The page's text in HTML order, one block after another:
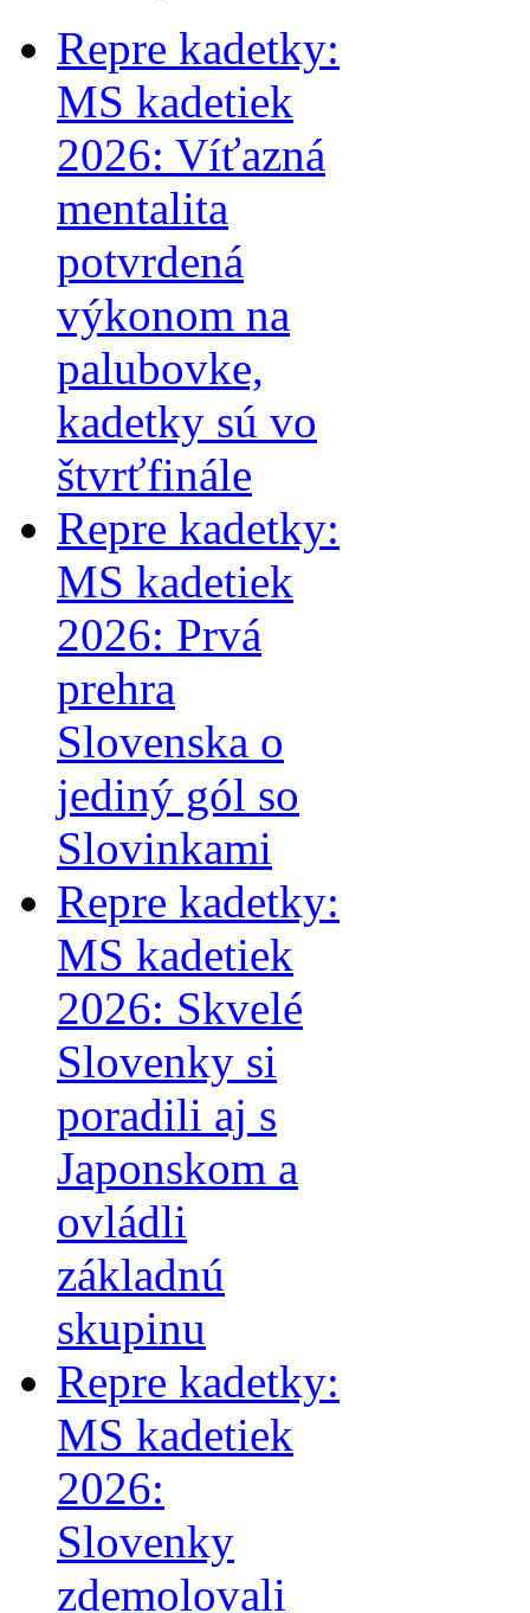
Repre kadetky:
MS kadetiek
2026: Víťazná
mentalita
potvrdená
výkonom na
palubovke,
kadetky sú vo
štvrťfinále
Repre kadetky:
MS kadetiek
2026: Prvá
prehra
Slovenska o
jediný gól so
Slovinkami
Repre kadetky:
MS kadetiek
2026: Skvelé
Slovenky si
poradili aj s
Japonskom a
ovládli
základnú
skupinu
Repre kadetky:
MS kadetiek
2026:
Slovenky
zdemolovali